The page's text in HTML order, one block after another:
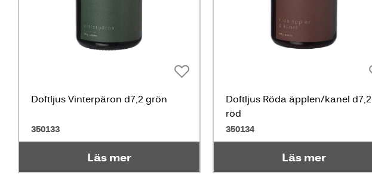
Doftljus Vinterpäron d7,2 grön
350133
Läs mer
Doftljus Röda äpplen/kanel d7,2
röd
350134
Läs mer